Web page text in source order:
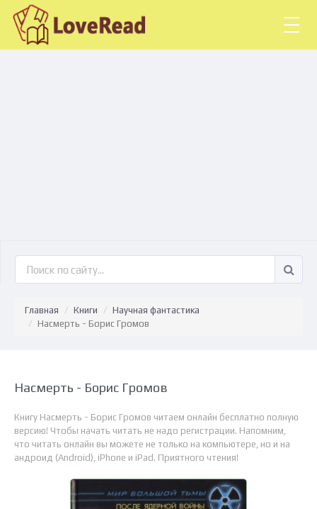
Главная Книги
Научная фантастика
Насмерть - Борис Громов
Насмерть - Борис Громов
Книгу Насмерть - Борис Громов читаем онлайн бесплатно полную
версию! Чтобы начать читать не надо регистрации. Напомним,
что читать онлайн вы можете не только на компьютере, но и на
андроид (Android), iPhone и iPad. Приятного чтения!